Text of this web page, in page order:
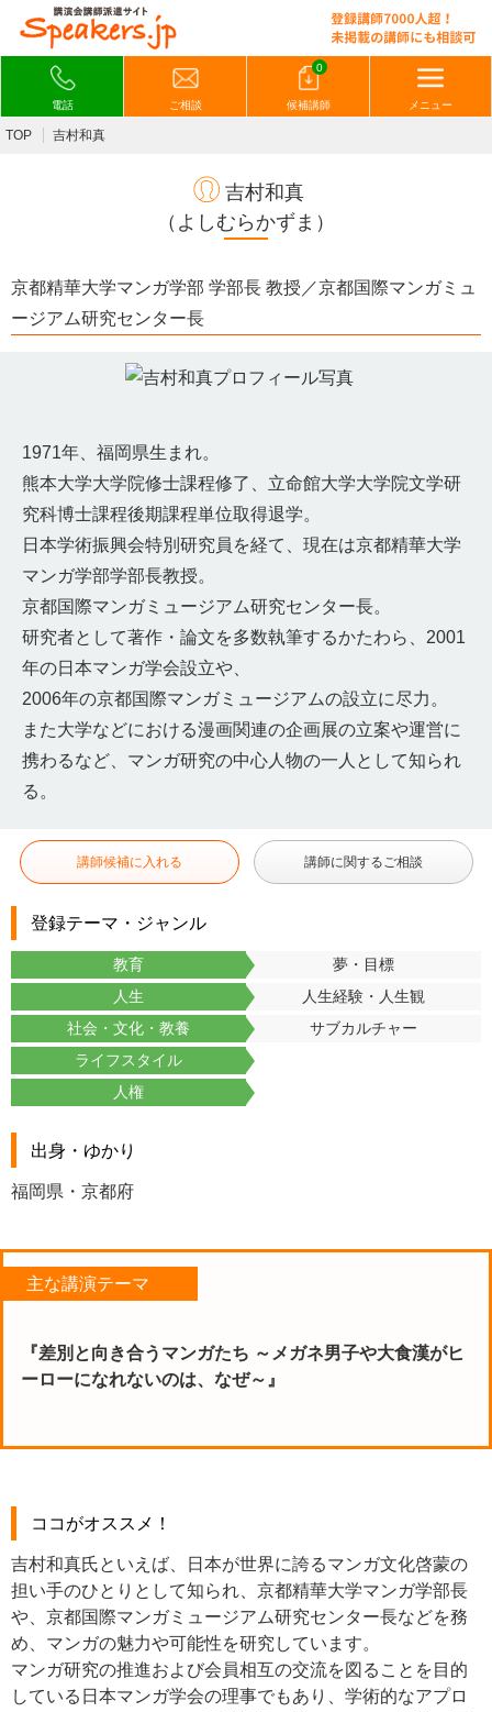
電話 ご相談
0
候補講師 メニュー
TOP 吉村和真
吉村和真
（よしむらかずま）
京都精華大学マンガ学部 学部長 教授／京都国際マンガミュ
ージアム研究センター長
1971年、福岡県生まれ。
熊本大学大学院修士課程修了、立命館大学大学院文学研
究科博士課程後期課程単位取得退学。
日本学術振興会特別研究員を経て、現在は京都精華大学
マンガ学部学部長教授。
京都国際マンガミュージアム研究センター長。
研究者として著作・論文を多数執筆するかたわら、2001
年の日本マンガ学会設立や、
2006年の京都国際マンガミュージアムの設立に尽力。
また大学などにおける漫画関連の企画展の立案や運営に
携わるなど、マンガ研究の中心人物の一人として知られ
る。
講師候補に入れる 講師に関するご相談
登録テーマ・ジャンル
教育
夢・目標
人生
人生経験・人生観
社会・文化・教養
サブカルチャー
ライフスタイル
人権
出身・ゆかり
福岡県・京都府
主な講演テーマ
『差別と向き合うマンガたち ～メガネ男子や大食漢がヒ
ーローになれないのは、なぜ～』
ココがオススメ！
吉村和真氏といえば、日本が世界に誇るマンガ文化啓蒙の
担い手のひとりとして知られ、京都精華大学マンガ学部長
や、京都国際マンガミュージアム研究センター長などを務
め、マンガの魅力や可能性を研究しています。
マンガ研究の推進および会員相互の交流を図ることを目的
している日本マンガ学会の理事でもあり、学術的なアプロ